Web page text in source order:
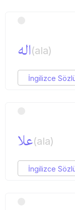
اله(ala)
İngilizce
علا(ala)
İngilizce